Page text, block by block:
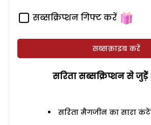
सब्सक्रिप्शन गिफ्ट करें
सब्सक्राइब करें
सरिता सब्सक्रिप्शन से
सरिता मैगजीन का सारा